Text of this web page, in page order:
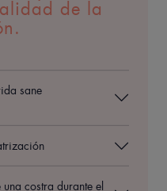
de la
sane
costra durante el